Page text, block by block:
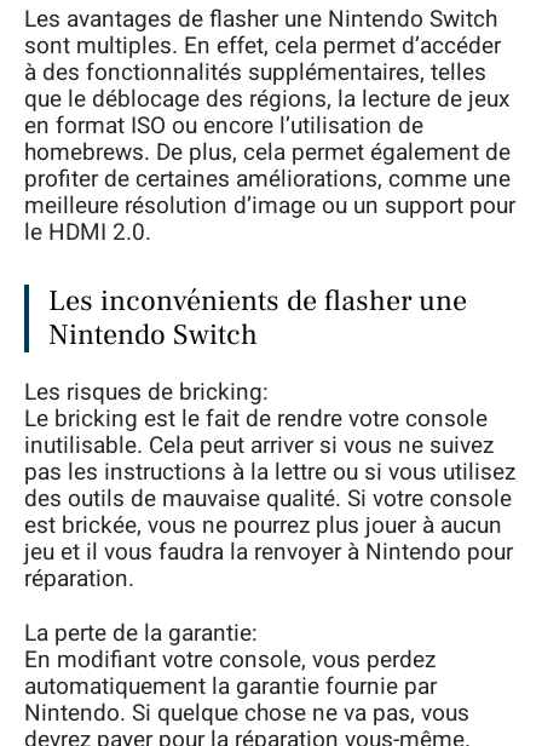
Les avantages de flasher une Nintendo Switch
sont multiples. En effet, cela permet d’accéder
à des fonctionnalités supplémentaires, telles
que le déblocage des régions, la lecture de jeux
en format ISO ou encore l’utilisation de
homebrews. De plus, cela permet également de
profiter de certaines améliorations, comme une
meilleure résolution d’image ou un support pour
le HDMI 2.0.
Les inconvénients de flasher une
Nintendo Switch
Les risques de bricking:
Le bricking est le fait de rendre votre console
inutilisable. Cela peut arriver si vous ne suivez
pas les instructions à la lettre ou si vous utilisez
des outils de mauvaise qualité. Si votre console
est brickée, vous ne pourrez plus jouer à aucun
jeu et il vous faudra la renvoyer à Nintendo pour
réparation.
La perte de la garantie:
En modifiant votre console, vous perdez
automatiquement la garantie fournie par
Nintendo. Si quelque chose ne va pas, vous